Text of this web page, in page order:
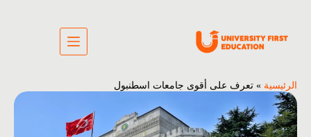
الرئيسية » تعرف على أقوى جامعات اسطنبول